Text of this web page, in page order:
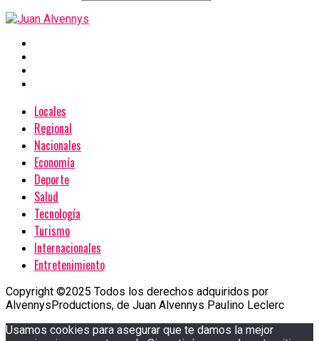
Locales
Regional
Nacionales
Economía
Deporte
Salud
Tecnología
Turismo
Internacionales
Entretenimiento
Copyright ©2025 Todos los derechos adquiridos por
AlvennysProductions, de Juan Alvennys Paulino Leclerc
Usamos cookies para asegurar que te damos la mejor